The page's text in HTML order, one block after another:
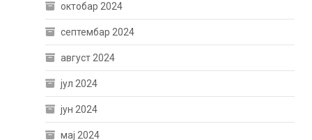
октобар 2024
септембар 2024
август 2024
јул 2024
јун 2024
мај 2024